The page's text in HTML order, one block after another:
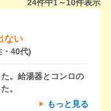
24件中1～10件表示
ない
・40代)
。給湯器とコンロの
。
もっと見る